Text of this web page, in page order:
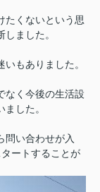
たくないという思
ました。
もありました。
なく今後の生活設
した。
問い合わせが入
ートすることが